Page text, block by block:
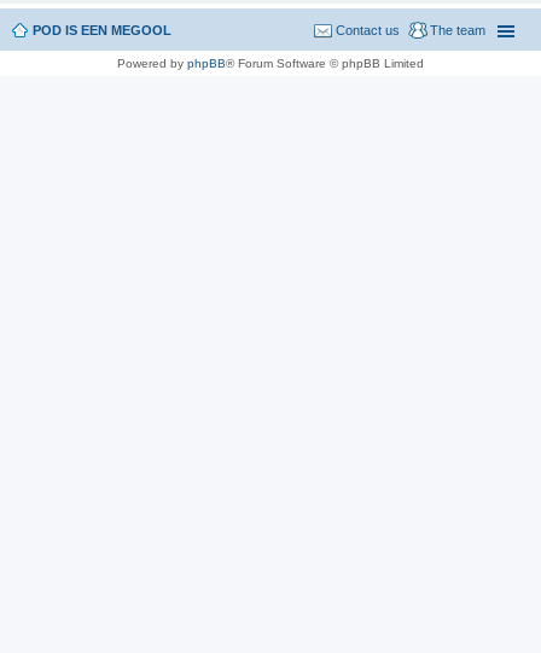
POD IS EEN MEGOOL The team
Contact us
Powered by phpBB® Forum Software © phpBB Limited